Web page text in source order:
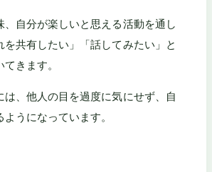
、自分が楽しいと思える活動を通し
共有したい」「話してみたい」と
きます。
は、他人の目を過度に気にせず、自
うになっています。